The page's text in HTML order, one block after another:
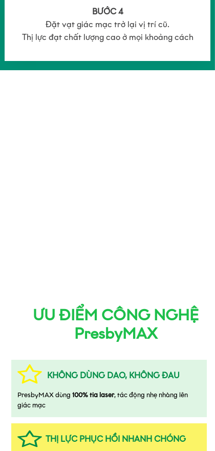
BƯỚC 4
Đặt vạt giác mạc trở lại vị trí cũ.
Thị lực đạt chất lượng cao ở mọi khoảng cách
ƯU ĐIỂM CÔNG NGHỆ
PresbyMAX
THỊ LỰC PHỤC HỒI NHANH CHÓNG
PresbyMAX dùng100% tia laser, tác động nhẹ nhàng lên
giác mạc
KHÔNG DÙNG DAO, KHÔNG ĐAU